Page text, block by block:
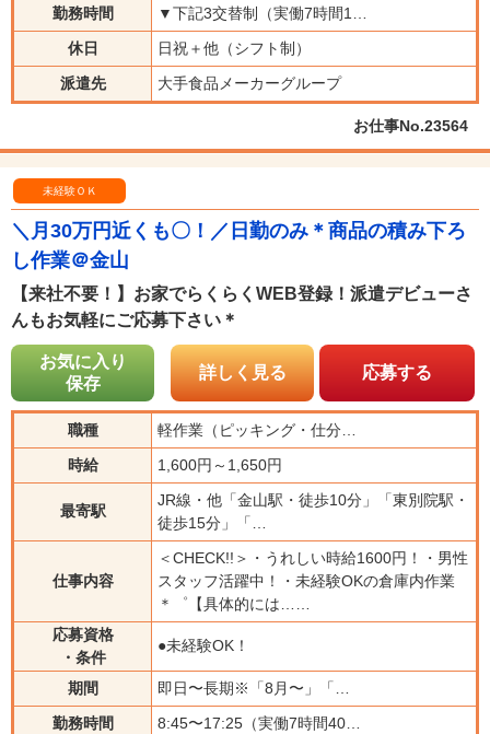
勤務時間
▼下記3交替制（実働7時間1…
休日
日祝＋他（シフト制）
派遣先
大手食品メーカーグループ
お仕事No.23564
未経験ＯＫ
＼月30万円近くも〇！／日勤のみ＊商品の積み下ろ
し作業＠金山
【来社不要！】お家でらくらくWEB登録！派遣デビューさ
んもお気軽にご応募下さい＊
お気に入り
保存
詳しく見る 応募する
職種
軽作業（ピッキング・仕分…
時給
1,600円～1,650円
最寄駅
JR線・他「金山駅・徒歩10分」「東別院駅・
徒歩15分」「…
仕事内容
＜CHECK!!＞・うれしい時給1600円！・男性
スタッフ活躍中！・未経験OKの倉庫内作業
＊゜【具体的には……
応募資格
・条件
●未経験OK！
期間
即日〜長期※「8月〜」「…
勤務時間
8:45〜17:25（実働7時間40…